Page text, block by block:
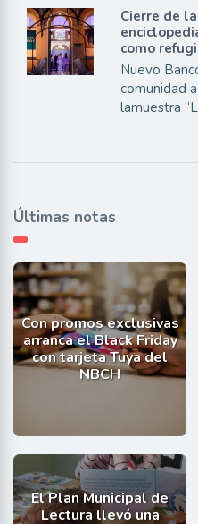
Cierre de
como
Nuevo
comunidad
lamuestra
Últimas notas
Con promos exclusivas
arranca el Black Friday
con tarjeta Tuya del
NBCH
El Plan Municipal de
Lectura llevó una